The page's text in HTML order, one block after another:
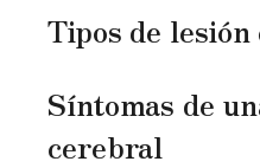
Tipos de
Síntomas de
cerebral